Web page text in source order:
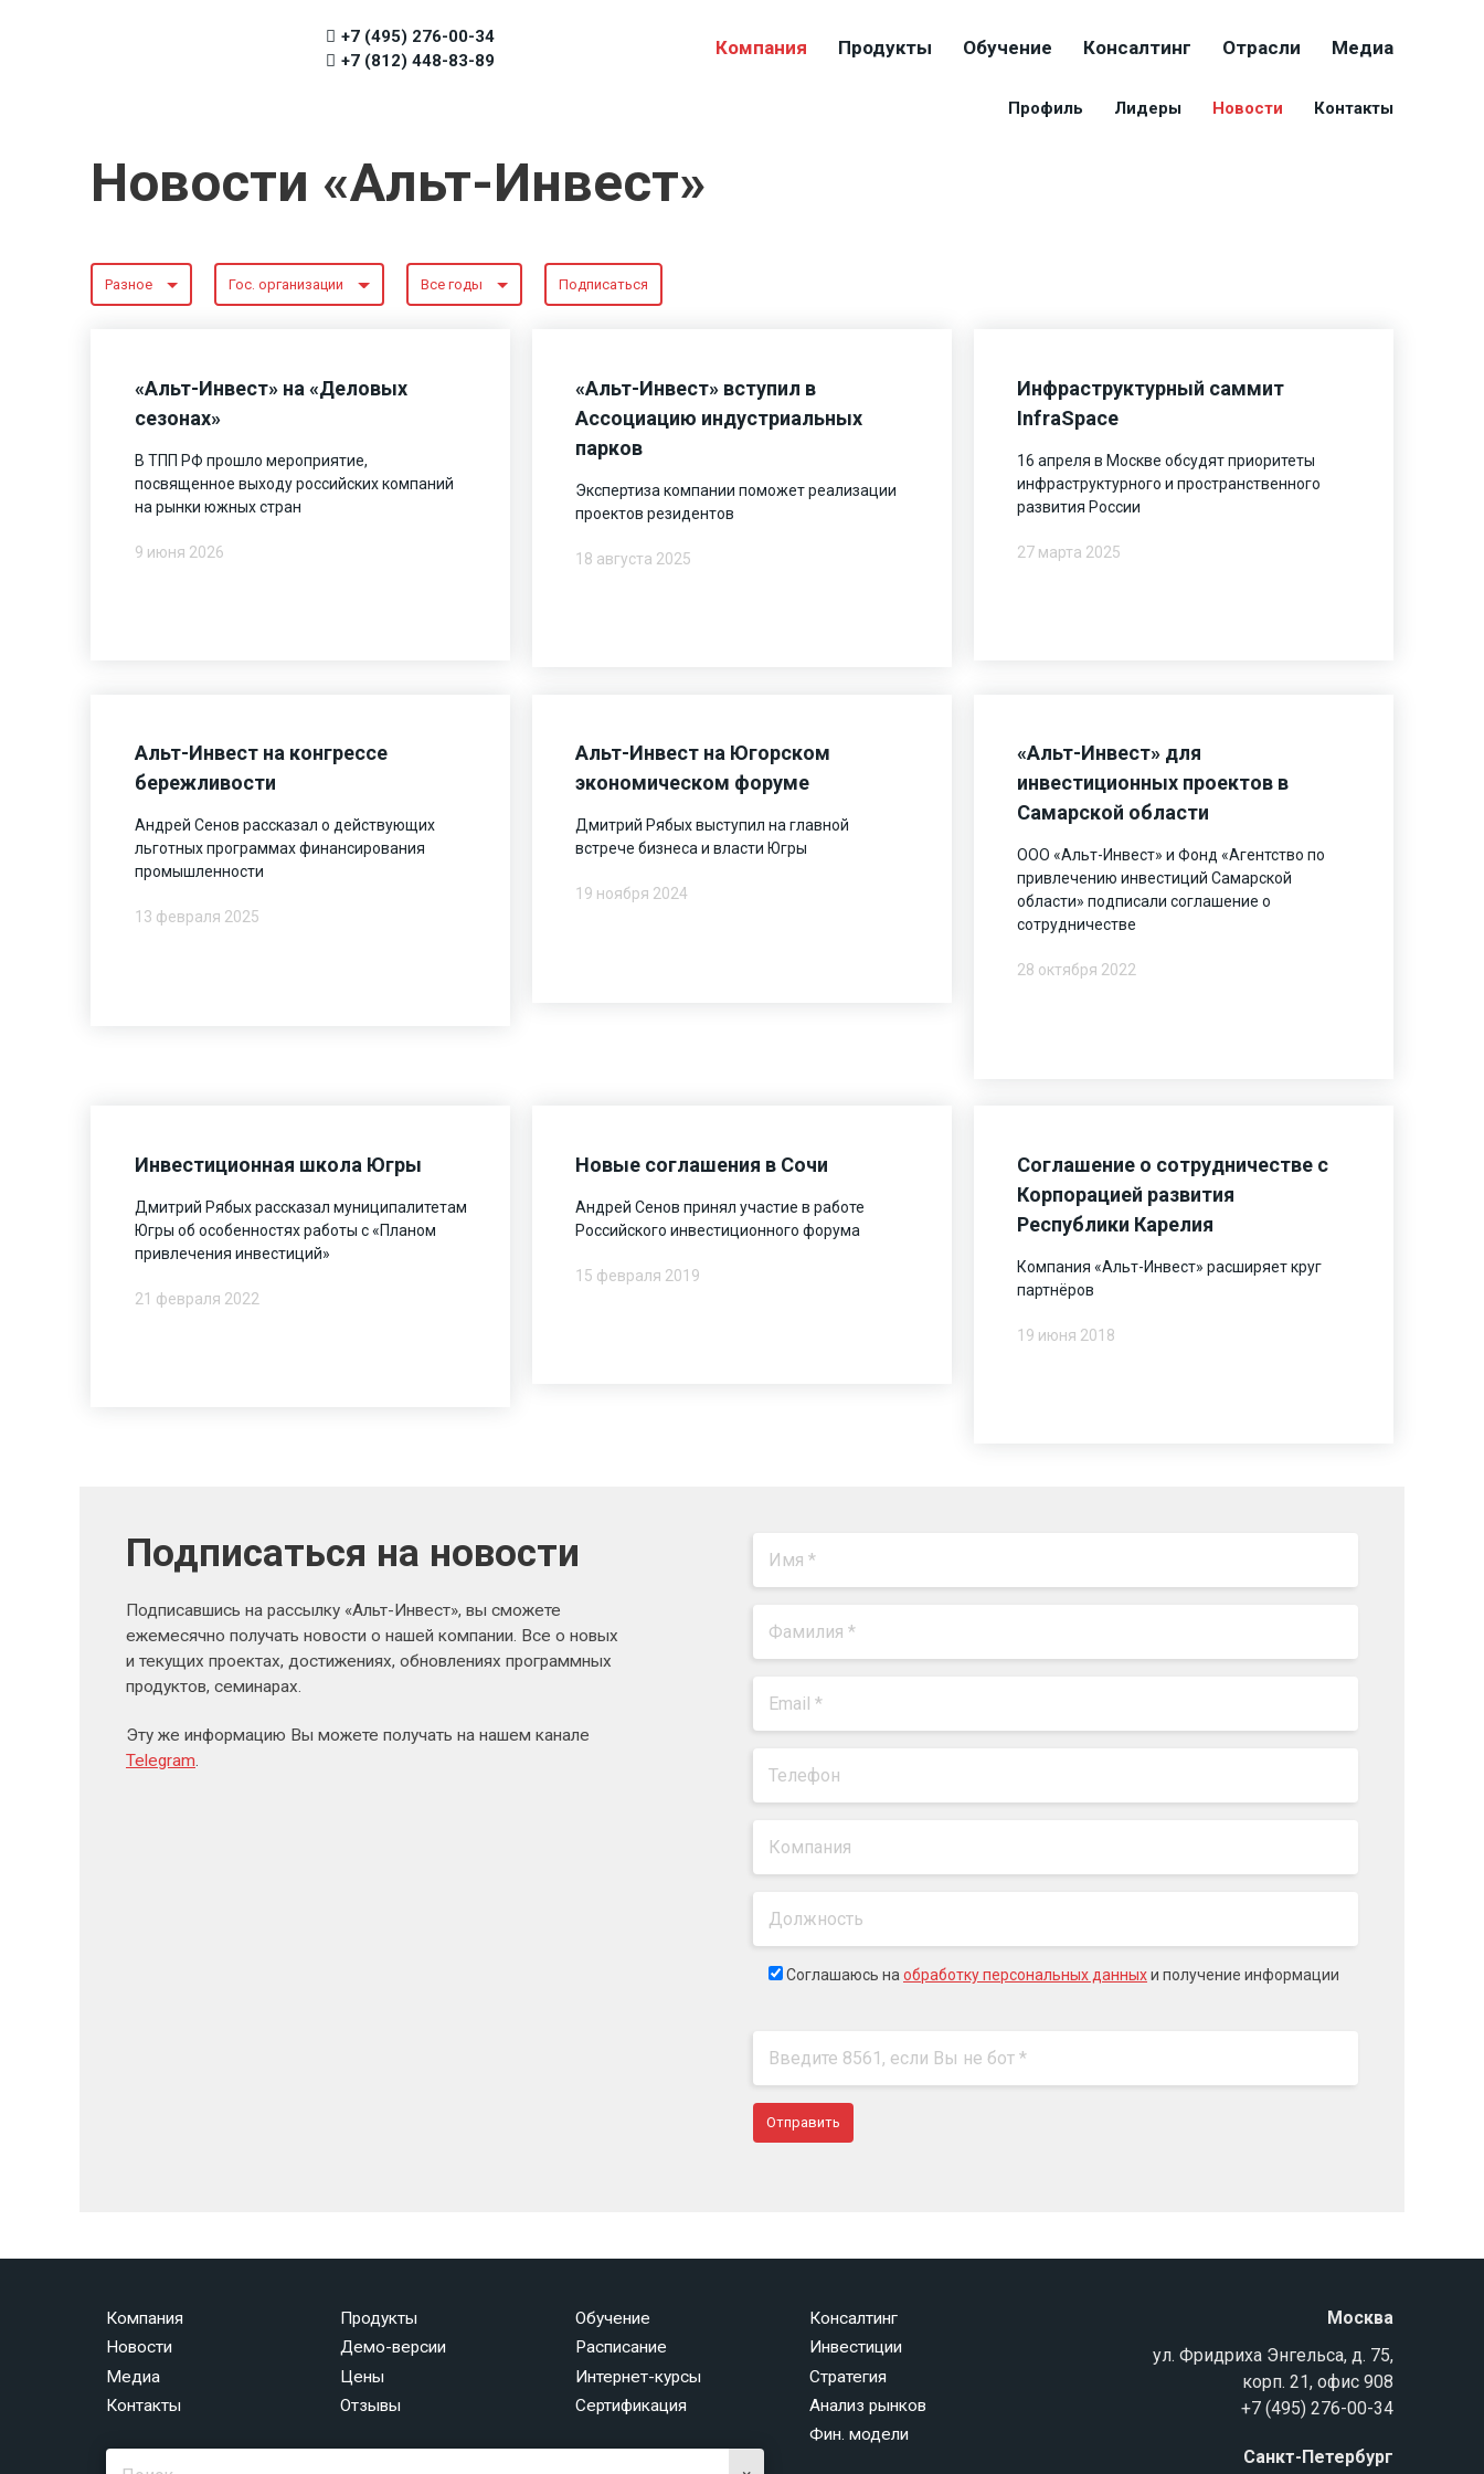
+7 (495) 276-00-34
+7 (812) 448-83-89
Компания Продукты Обучение Консалтинг Отрасли Медиа
Профиль Лидеры Новости Контакты
Новости «Альт-Инвест»
Разное Гос. организации Все годы Подписаться
«Альт-Инвест» на «Деловых
сезонах»
В ТПП РФ прошло мероприятие,
посвященное выходу российских компаний
на рынки южных стран
9 июня 2026
«Альт-Инвест» вступил в
Ассоциацию индустриальных
парков
Экспертиза компании поможет реализации
проектов резидентов
18 августа 2025
Инфраструктурный саммит
InfraSpace
16 апреля в Москве обсудят приоритеты
инфраструктурного и пространственного
развития России
27 марта 2025
Альт-Инвест на конгрессе
бережливости
Андрей Сенов рассказал о действующих
льготных программах финансирования
промышленности
13 февраля 2025
Альт-Инвест на Югорском
экономическом форуме
Дмитрий Рябых выступил на главной
встрече бизнеса и власти Югры
19 ноября 2024
«Альт-Инвест» для
инвестиционных проектов в
Самарской области
ООО «Альт-Инвест» и Фонд «Агентство по
привлечению инвестиций Самарской
области» подписали соглашение о
сотрудничестве
28 октября 2022
Инвестиционная школа Югры
Дмитрий Рябых рассказал муниципалитетам
Югры об особенностях работы с «Планом
привлечения инвестиций»
21 февраля 2022
Новые соглашения в Сочи
Андрей Сенов принял участие в работе
Российского инвестиционного форума
15 февраля 2019
Соглашение о сотрудничестве с
Корпорацией развития
Республики Карелия
Компания «Альт-Инвест» расширяет круг
партнёров
19 июня 2018
Подписаться на новости
Подписавшись на рассылку «Альт-Инвест», вы сможете
ежемесячно получать новости о нашей компании. Все о новых
и текущих проектах, достижениях, обновлениях программных
продуктов, семинарах.
Эту же информацию Вы можете получать на нашем канале
Telegram
Соглашаюсь на обработку персональных данныхи получение информации
Компания
Новости
Медиа
Контакты
Продукты
Демо-версии
Цены
Отзывы
Обучение
Расписание
Интернет-курсы
Сертификация
Консалтинг
Инвестиции
Стратегия
Анализ рынков
Фин. модели
Москва
ул. Фридриха Энгельса, д. 75,
корп. 21, офис 908
+7 (495) 276-00-34
Санкт-Петербург